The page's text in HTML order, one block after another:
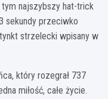
najszybszy hat-trick
sekundy przeciwko
strzelecki wpisany w
który rozegrał 737
miłość, całe życie.